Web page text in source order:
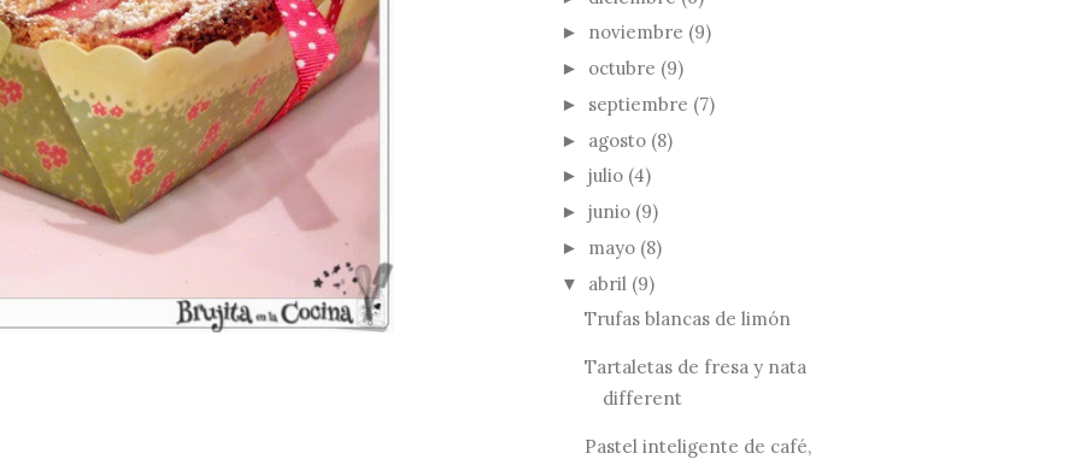
► noviembre (9)
► octubre (9)
► septiembre (7)
► agosto (8)
► julio (4)
► junio (9)
► mayo (8)
▼ abril (9)
Trufas blancas de limón
Tartaletas de fresa y nata
different
Pastel inteligente de café,